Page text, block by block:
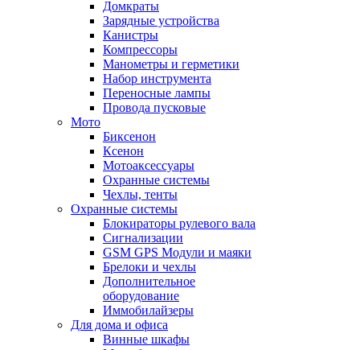
Домкраты
Зарядные устройства
Канистры
Компрессоры
Манометры и герметики
Набор инструмента
Переносные лампы
Провода пусковые
Мото
Биксенон
Ксенон
Мотоаксессуары
Охранные системы
Чехлы, тенты
Охранные системы
Блокираторы рулевого вала
Сигнализации
GSM GPS Модули и маяки
Брелоки и чехлы
Дополнительное
оборудование
Иммобилайзеры
Для дома и офиса
Винные шкафы